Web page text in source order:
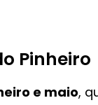
Pinheiro
e maio,